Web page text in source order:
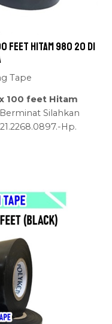
feet Hitam 980 20 Di
Tape
100 feet Hitam
Silahkan
Hp.